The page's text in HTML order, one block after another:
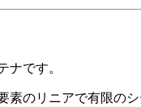
ナです。
素のリニアで有限の